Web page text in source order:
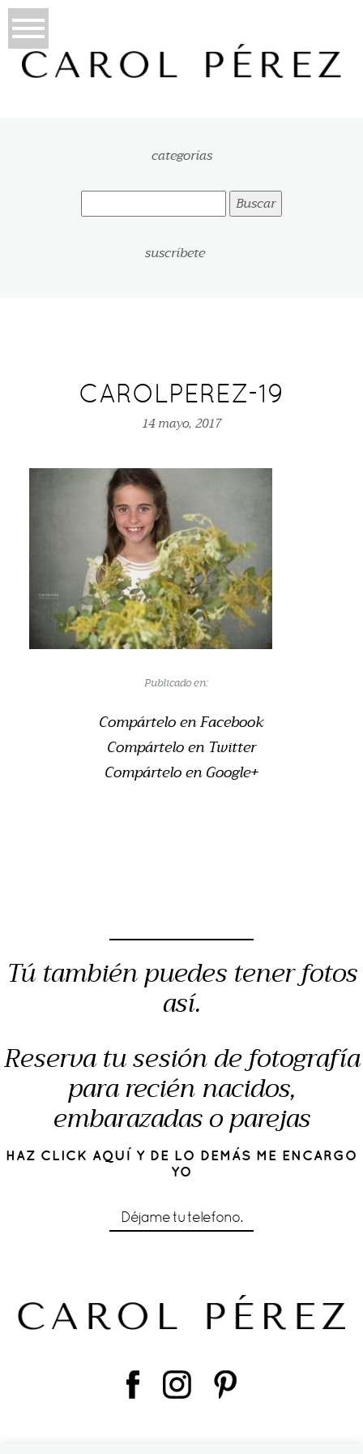
categorías
Buscar:
suscríbete
CAROLPEREZ-19
14 mayo, 2017
Publicado en:
Compártelo en Facebook
Compártelo en Twitter
Compártelo en Google+
Tú también puedes tener fotos
así.
Reserva tu sesión de fotografía
para recién nacidos,
embarazadas o parejas
HAZ CLICK AQUÍ Y DE LO DEMÁS ME ENCARGO
YO
Déjame tu telefono.